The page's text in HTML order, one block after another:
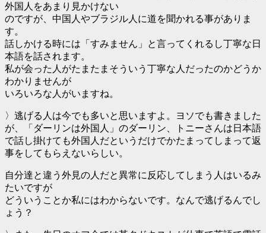
外国人をあまり見かけない
のですが、中国人やブラジル人に道を聞かれる事がありま
す。
話しかける時には「すみません」と言ってくれるし丁寧な日
本語を話されます。
私が会った人がたまたまそういう丁寧な人だったのかどうか
わかりませんが
いろいろな人がいますね。
〉逃げる人は今でも多いと思いますよ。ヨソでも書きました
が、「ダーリンは外国人」のダーリン、トニーさんは日本語
で話し掛けても外国人だというだけでかたまってしまって返
事をしてもらえないらしい。
自分達と違う外見の人だと異常に反応してしまう人はいるみ
たいですが
どういうことか私にはわからないです。なんで逃げるんでし
ょう？